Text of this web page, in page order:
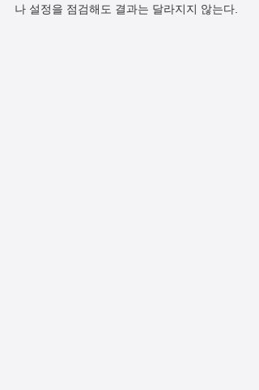
나 설정을 점검해도 결과는 달라지지 않는다.